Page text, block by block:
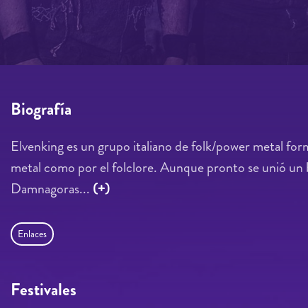
Biografía
Elvenking es un grupo italiano de folk/power metal
metal como por el folclore. Aunque pronto se unió un
Damnagoras... (+)
Enlaces
Festivales